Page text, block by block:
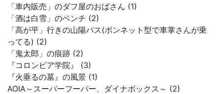
「車内販売」のダフ屋のおばさん (1)
「酒は白雪」のベンチ (2)
「高が平」行きの山陽バス(ボンネット型で車掌さんが乗
ってる) (2)
「鬼太郎」の痕跡 (2)
『コロンビア学院』 (3)
『火垂るの墓』の風景 (1)
AOIA～スーパーフーパー、ダイナボックス～ (2)